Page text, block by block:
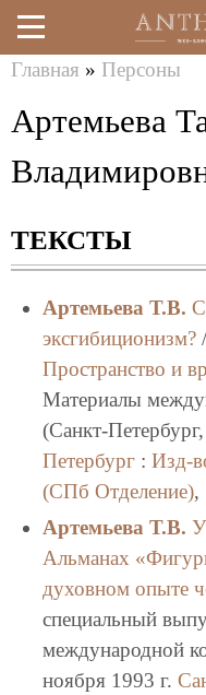
Перейти
к
здесь
Главная » Персоны
Артемьева
ТЕКСТЫ
Артемьева Т.В.
эксгибиционизм?
Пространство и
Материалы
(Санкт-
Петербург: Изд-
(СПб Отделение),
Артемьева Т.В.
Альманах
духовном опыте
специальный
международной
ноября 1993 г.